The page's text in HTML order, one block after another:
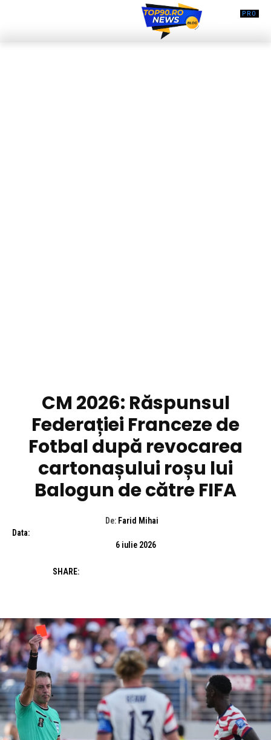
CM 2026: Răspunsul
Federației Franceze de
Fotbal după revocarea
cartonașului roșu lui
Balogun de către FIFA
De: Farid Mihai
Data:
6 iulie 2026
SHARE: